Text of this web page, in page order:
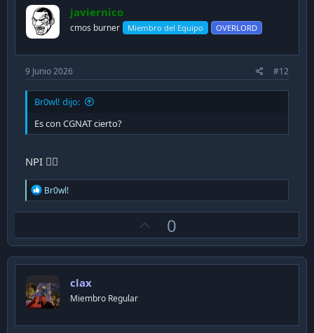
t
e
javiernico
cmos burner Miembro del Equipo OVERLORD
9 Junio 2026 #12
Br0wl! dijo:
Es con CGNAT cierto?
NPI 🤷‍♀️
R
e
a
i
o
n
:
Br0wl!
p
v
0
clax
Miembro Regular